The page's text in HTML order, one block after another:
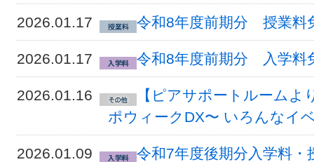
2026.01.17 令和8年度前期分 授業料
2026.01.17 令和8年度前期分 入学料
2026.01.16
【ピアサポートルーム
ポウィークDX〜 いろんなイ
2026.01.09
令和7年度後期分入学料